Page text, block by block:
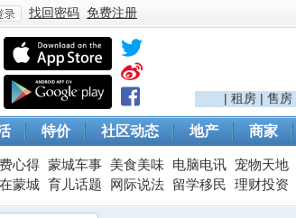
登
找回密码 免费注册
| 租房 | 售房
特价 社区动态 地产 商家
心得 蒙城车事 美食美味 电脑电讯 宠物天地
蒙城 育儿话题 网际说法 留学移民 理财投资